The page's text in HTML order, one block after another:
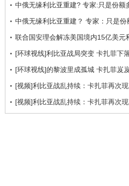
中俄无缘利比亚重建? 专家:只是份额
中俄无缘利比亚重建？ 专家：只是份
联合国安理会解冻美国境内15亿美元
[环球视线]利比亚战局突变 卡扎菲下
[环球视线]的黎波里成孤城 卡扎菲岌
[视频]利比亚战乱持续：卡扎菲再次
[视频]利比亚战乱持续：卡扎菲再次